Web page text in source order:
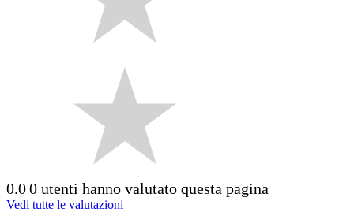
0.00 utenti hanno valutato questa pagina
Vedi tutte le valutazioni